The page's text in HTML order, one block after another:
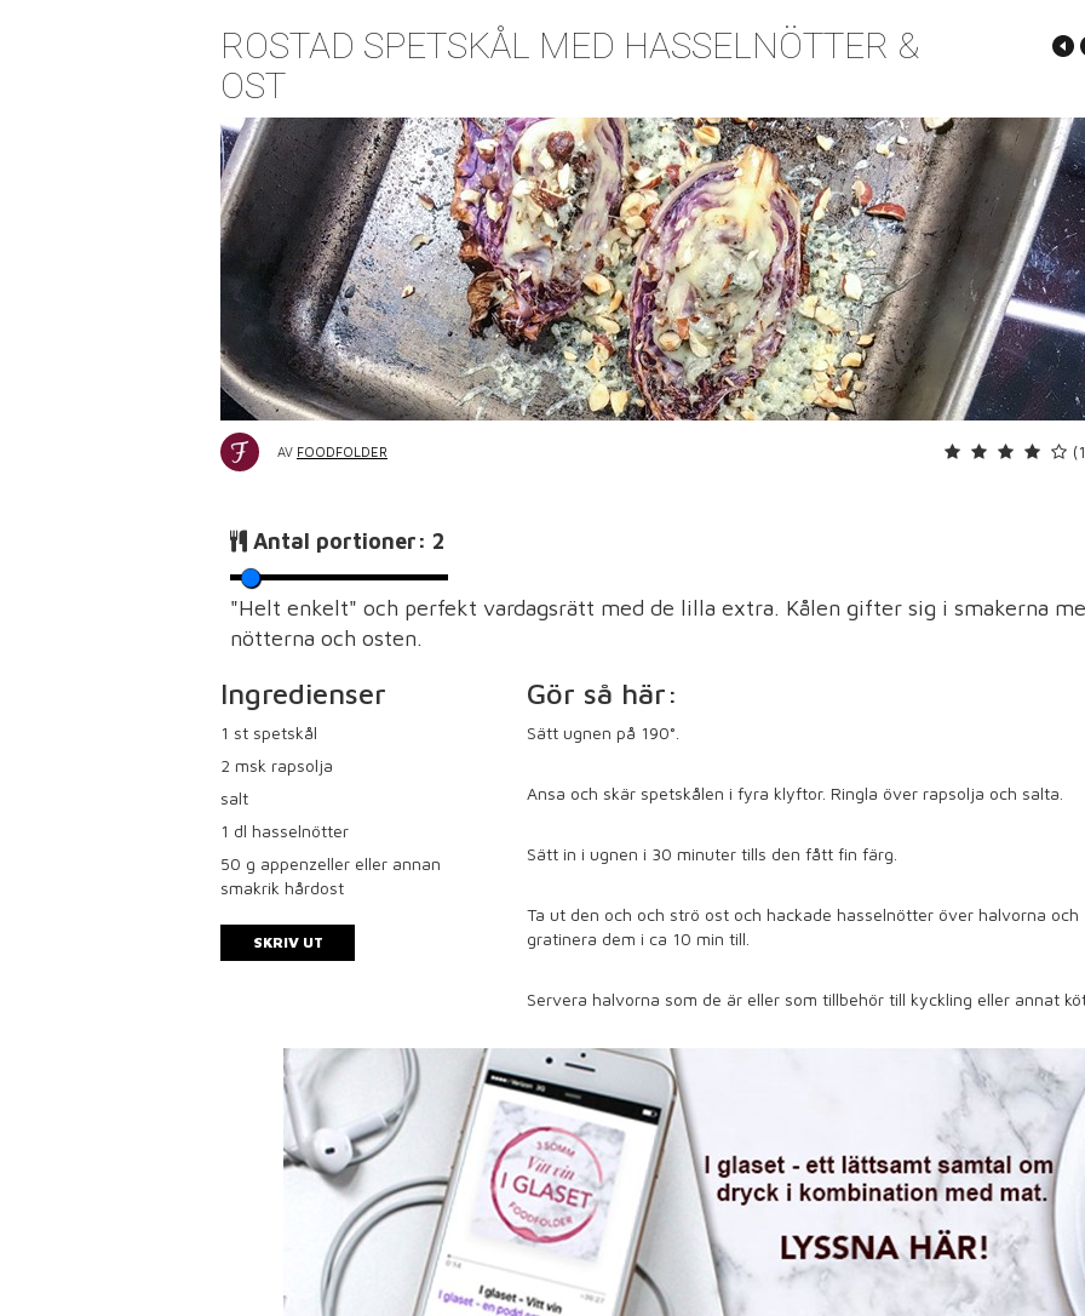
ROSTAD SPETSKÅL MED HASSELNÖTTER &
OST
AV FOODFOLDER
Antal portioner: 2
"Helt enkelt" och perfekt vardagsrätt med de lilla extra. Kålen gifter sig i smakerna
nötterna och osten.
Ingredienser
1 st spetskål
2 msk rapsolja
salt
1 dl hasselnötter
50 g appenzeller eller annan
smakrik hårdost
SKRIV UT
Gör så här:
Sätt ugnen på 190°.
Ansa och skär spetskålen i fyra klyftor. Ringla över rapsolja och salta.
Sätt in i ugnen i 30 minuter tills den fått fin färg.
Ta ut den och och strö ost och hackade hasselnötter över halvorna och
gratinera dem i ca 10 min till.
Servera halvorna som de är eller som tillbehör till kyckling eller annat